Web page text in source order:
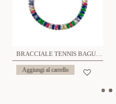
BRACCIALE TENNIS BAGUETTE - JN2280D163
Aggiungi al carrello